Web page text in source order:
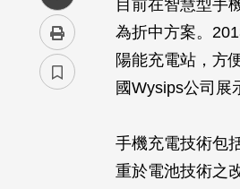
目前在智慧型手
為折中方案。
陽能充電站，方
國Wysips公司展
手機充電技術包
重於電池技術之